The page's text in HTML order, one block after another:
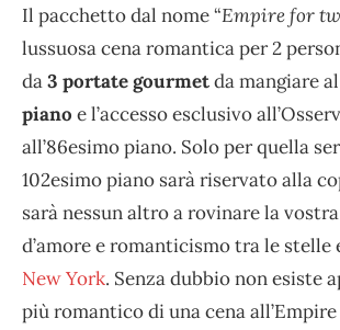
Il pacchetto dal nome “Empire for
lussuosa cena romantica per 2
da3 portate gourmetda mangiare al
piano e l’accesso esclusivo
all’86esimo piano. Solo per quella
102esimo piano sarà riservato alla
sarà nessun altro a rovinare la
d’amore e romanticismo tra le
New York. Senza dubbio non esiste
più romantico di una cena